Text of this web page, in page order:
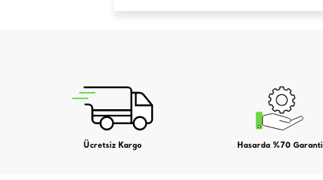
Ücretsiz Kargo Hasarda %70 Garanti